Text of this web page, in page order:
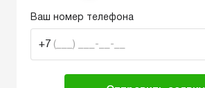
Ваш номер телефона
+7 (___) ___-__-__